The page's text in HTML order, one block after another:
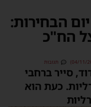
הבחירות:
הח"כ
תגובות
סייר ברחבי
כעת הוא